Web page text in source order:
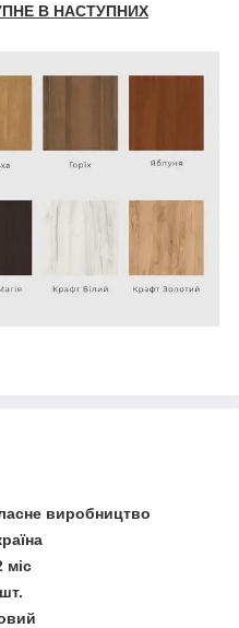
В НАСТУПНИХ
виробництво
міс